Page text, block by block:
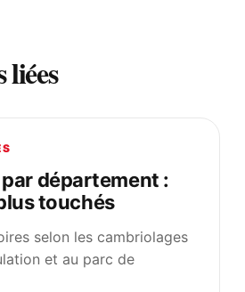
département :
touchés
selon les cambriolages
et au parc de